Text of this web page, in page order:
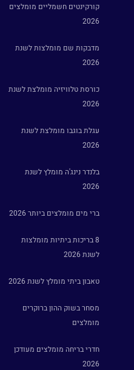
קורקינטים חשמליים מומלצים
2026
מדבקות שם מומלצות לשנת
2026
כורסת טלוויזיה מומלצת לשנת
2026
עגלת בוגבו מומלצת לשנת
2026
בלנדר נינג'ה מומלץ לשנת
2026
ברי מים מומלצים ביותר 2026
8 בריכות ביתיות מומלצות
לשנת 2026
טאבון ביתי מומלץ לשנת 2026
מסחר בשוק ההון ברוקרים
מומלצים
חדרי בריחה מומלצים מעודכן
2026